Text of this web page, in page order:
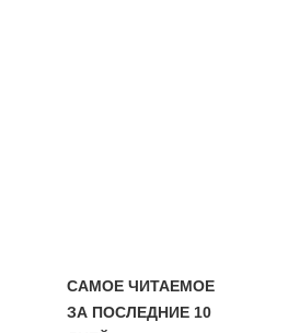
САМОЕ ЧИТАЕМОЕ
ЗА ПОСЛЕДНИЕ 10